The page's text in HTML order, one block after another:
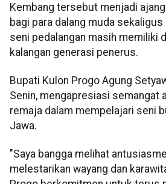
Kembang tersebut menjadi
bagi para dalang muda
seni pedalangan masih memiliki
kalangan generasi penerus.
Bupati Kulon Progo Agung
Senin, mengapresiasi semangat
remaja dalam mempelajari seni
Jawa.
"Saya bangga melihat
melestarikan wayang dan